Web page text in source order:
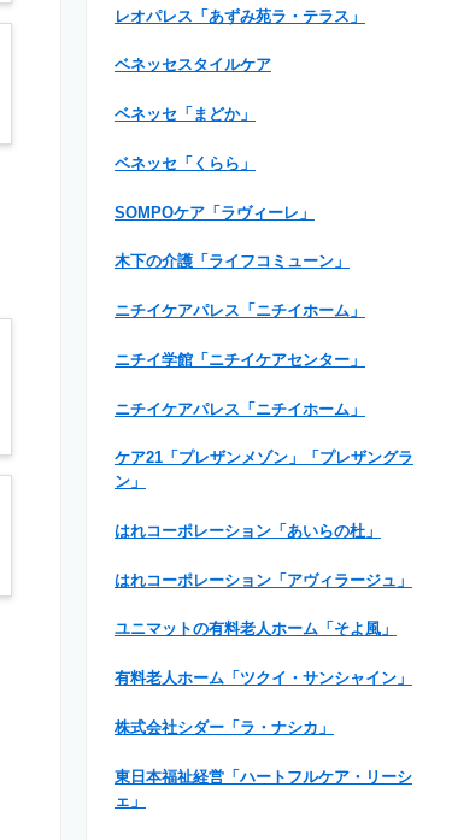
レオパレス「あずみ苑ラ・テラス」
ベネッセスタイルケア
ベネッセ「まどか」
ベネッセ「くらら」
SOMPOケア「ラヴィーレ」
木下の介護「ライフコミューン」
ニチイケアパレス「ニチイホーム」
ニチイ学館「ニチイケアセンター」
ニチイケアパレス「ニチイホーム」
ケア21「プレザンメゾン」「プレザングラ
ン」
はれコーポレーション「あいらの杜」
はれコーポレーション「アヴィラージュ」
ユニマットの有料老人ホーム「そよ風」
有料老人ホーム「ツクイ・サンシャイン」
株式会社シダー「ラ・ナシカ」
東日本福祉経営「ハートフルケア・リーシ
ェ」